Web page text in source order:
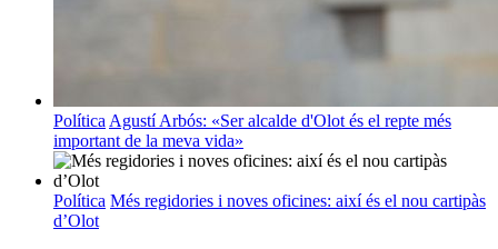
Política Agustí Arbós: «Ser alcalde d'Olot és el repte més
important de la meva vida»
Política Més regidories i noves oficines: així és el nou cartipàs
d’Olot